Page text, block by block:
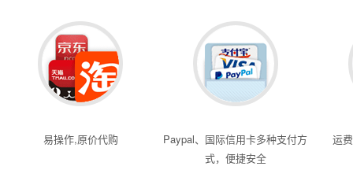
易操作,原价代购
Paypal、国际信用卡多种支付方
式，便捷安全
运